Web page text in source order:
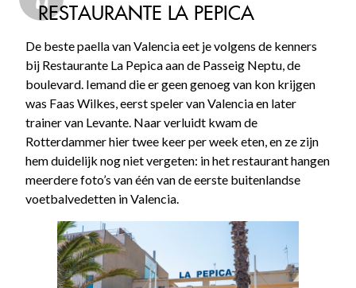
RESTAURANTE LA PEPICA
De beste paella van Valencia eet je volgens de kenners
bij Restaurante La Pepica aan de Passeig Neptu, de
boulevard. Iemand die er geen genoeg van kon krijgen
was Faas Wilkes, eerst speler van Valencia en later
trainer van Levante. Naar verluidt kwam de
Rotterdammer hier twee keer per week eten, en ze zijn
hem duidelijk nog niet vergeten: in het restaurant hangen
meerdere foto’s van één van de eerste buitenlandse
voetbalvedetten in Valencia.